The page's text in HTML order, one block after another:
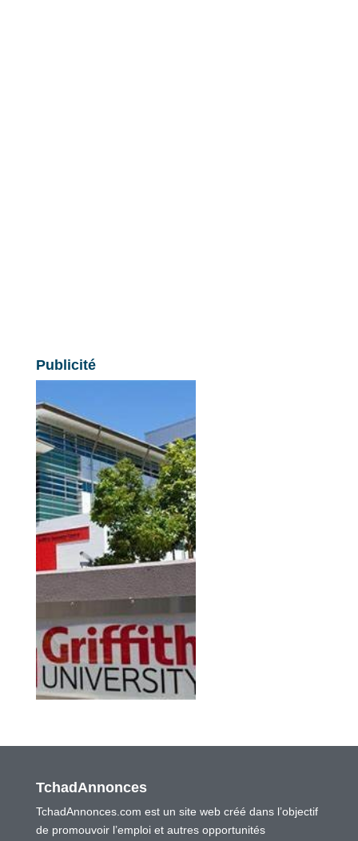
Publicité
TchadAnnonces
TchadAnnonces.com est un site web créé dans l’objectif
de promouvoir l’emploi et autres opportunités